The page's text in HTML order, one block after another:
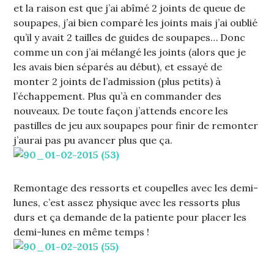
et la raison est que j’ai abîmé 2 joints de queue de
soupapes, j’ai bien comparé les joints mais j’ai oublié
qu’il y avait 2 tailles de guides de soupapes… Donc
comme un con j’ai mélangé les joints (alors que je
les avais bien séparés au début), et essayé de
monter 2 joints de l’admission (plus petits) à
l’échappement. Plus qu’à en commander des
nouveaux. De toute façon j’attends encore les
pastilles de jeu aux soupapes pour finir de remonter
j’aurai pas pu avancer plus que ça.
Remontage des ressorts et coupelles avec les demi-
lunes, c’est assez physique avec les ressorts plus
durs et ça demande de la patiente pour placer les
demi-lunes en même temps !